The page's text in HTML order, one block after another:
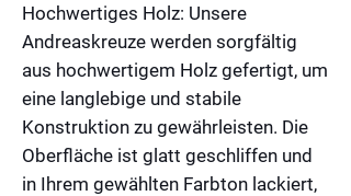
Hochwertiges Holz: Unsere
Andreaskreuze werden sorgfältig
aus hochwertigem Holz gefertigt, um
eine langlebige und stabile
Konstruktion zu gewährleisten. Die
Oberfläche ist glatt geschliffen und
in Ihrem gewählten Farbton lackiert,